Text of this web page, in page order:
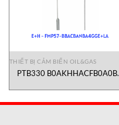
THIẾT BỊ CẢM BIẾN OIL&GAS
PTB330 B0AKHHACFB0A0B